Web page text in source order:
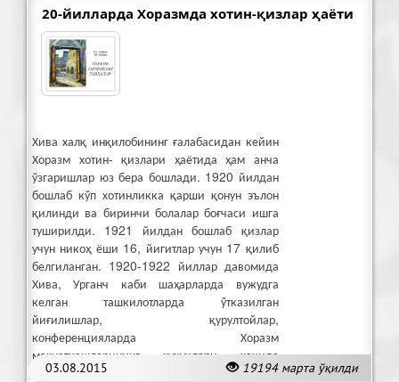
20-йилларда Хоразмда хотин-қизлар ҳаёти
03.08.2015 19194 марта ўқилди
Хива халқ инқилобининг ғалабасидан кейин
Хоразм хотин- қизлари ҳаётида ҳам анча
ўзгаришлар юз бера бошлади. 1920 йилдан
бошлаб кўп хотинликка қарши қонун эълон
қилинди ва биринчи болалар боғчаси ишга
туширилди. 1921 йилдан бошлаб қизлар
учун никоҳ ёши 16, йигитлар учун 17 қилиб
белгиланган. 1920-1922 йиллар давомида
Хива, Урганч каби шаҳарларда вужудга
келган ташкилотларда ўтказилган
йиғилишлар, қурултойлар,
конференцияларда Хоразм
меҳнаткашларининг хуқуқлари хақида
фикрлар юритилди.